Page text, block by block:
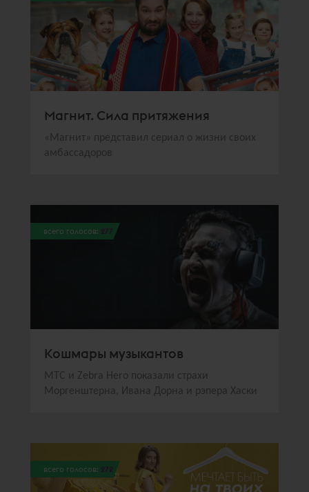
Магнит. Сила притяжения
«Магнит» представил сериал о жизни своих
амбассадоров
всего голосов: 277
Кошмары музыкантов
МТС и Zebra Hero показали страхи
Моргенштерна, Ивана Дорна и рэпера Хаски
всего голосов: 272